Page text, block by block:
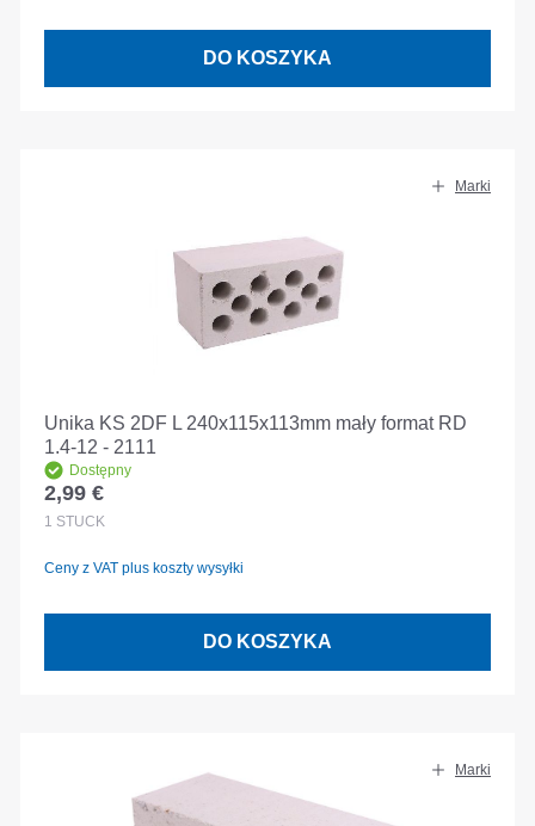
DO KOSZYKA
Marki
Unika KS 2DF L 240x115x113mm mały format RD
1.4-12 - 2111
Dostępny
Cena regularna:
2,99 €
1 STÜCK
Ceny z VAT plus koszty wysyłki
DO KOSZYKA
Marki